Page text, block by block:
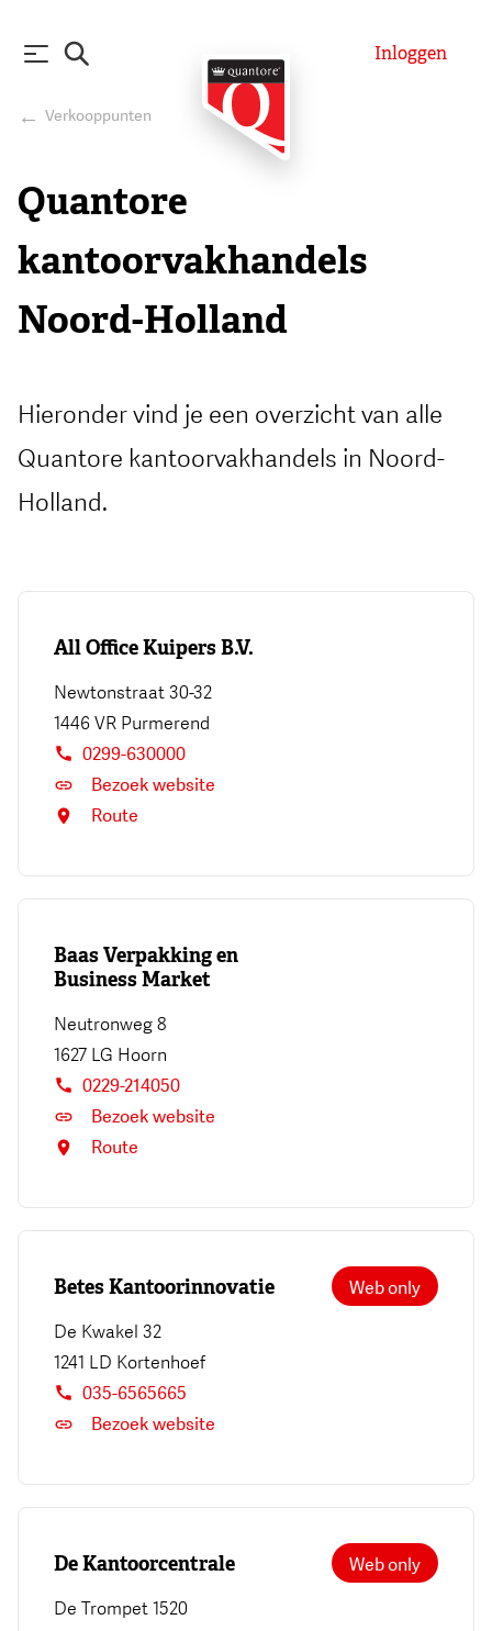
Inloggen
Verkooppunten
Quantore
kantoorvakhandels
Noord-Holland
Hieronder vind je een overzicht van alle
Quantore kantoorvakhandels in Noord-
Holland.
All Office Kuipers B.V.
Newtonstraat 30-32
1446 VR Purmerend
0299-630000
Bezoek website
Route
Baas Verpakking en
Business Market
Neutronweg 8
1627 LG Hoorn
0229-214050
Bezoek website
Route
Web only
Betes Kantoorinnovatie
De Kwakel 32
1241 LD Kortenhoef
035-6565665
Bezoek website
Web only
De Kantoorcentrale
De Trompet 1520